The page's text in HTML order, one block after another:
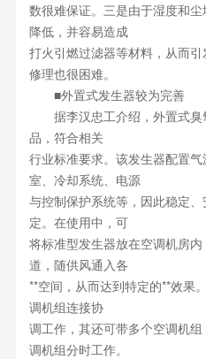
数很难保证。三是由于湿度和
降低，并容易造成
打火引燃过滤器等材料，从而
修理也很困难。
■外置式发生器较为完善
据李汉忠工介绍，外置式臭
品，符合相关
行业标准要求。该发生器配置
室、冷却系统、电源
与控制保护系统等，因此稳定
定。在使用中，可
将标准型发生器放在空调机房
道，随供风通入各
**空间，从而达到特定的**效果
调机组连接协
调工作，其还可带多个空调机
调机组分时工作。